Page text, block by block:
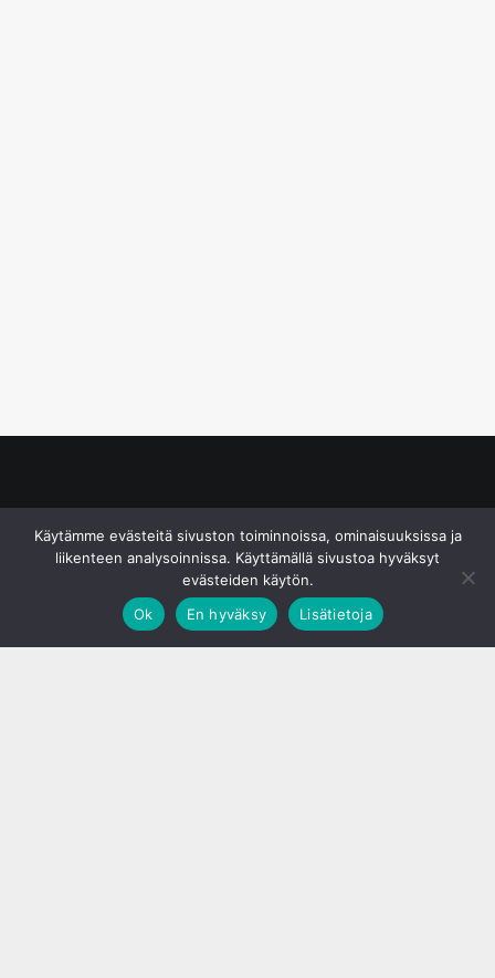
Käytämme evästeitä sivuston toiminnoissa, ominaisuuksissa ja
liikenteen analysoinnissa. Käyttämällä sivustoa hyväksyt
evästeiden käytön.
Ok
En hyväksy Lisätietoja